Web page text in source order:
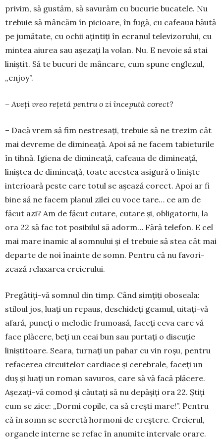
privim, să gustăm, să savurăm cu bu­­curie bucatele. Nu
trebuie să mâncăm în picioa­re, în fugă, cu cafeaua băută
pe jumătate, cu ochii ațintiți în ecranul televizorului, cu
mintea aiurea sau așezați la volan. Nu. E nevoie să stai
liniștit. Să te bucuri de mâncare, cum spune englezul,
„enjoy”.
– Aveți vreo rețetă pentru o zi începută corect?
– Dacă vrem să fim nestresați, trebuie să ne tre­zim cât
mai devreme de dimineață. Apoi să ne fa­cem tabieturile
în tihnă. Igiena de dimineață, cafeaua de dimineață,
liniștea de dimineață, toate acestea asigură o liniște
interioară peste care totul se așează corect. Apoi ar fi
bine să ne facem planul zilei cu voce tare… ce am de
făcut azi? Am de făcut cutare, cutare și, obliga­toriu, la
ora 22 să fac tot posibilul să adorm… Fără telefon. E cel
mai mare inamic al somnului și el trebuie să stea cât mai
de­parte de noi înainte de somn. Pentru că nu favori­
zează rela­xarea creierului.
Pregătiți-vă somnul din timp. Când simțiți oboseala:
stiloul jos, luați un repaus, deschideți geamul, uitați-vă
afară, puneți o melodie fru­moasă, faceți ceva care vă
face plă­cere, beți un ceai bun sau purtați o discuție
liniștitoare. Seara, turnați un pahar cu vin roșu, pentru
refa­cerea circuitelor cardiace și cerebrale, faceți un
duș și luați un roman savuros, care să vă facă plăcere.
Așezați-vă comod și căutați să nu depășiți ora 22. Știți
cum se zice: „Dormi copile, ca să crești mare!”. Pentru
că în somn se secretă hormoni de creș­tere. Creierul,
organele interne se refac în anu­mite intervale orare.